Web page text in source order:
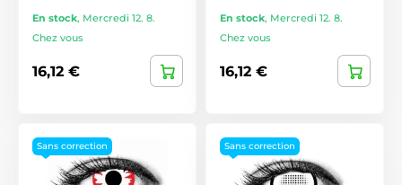
En stock, Mercredi 12. 8.
Chez vous
16,12 €
En stock, Mercredi 12. 8.
Chez vous
16,12 €
Sans correction Sans correction